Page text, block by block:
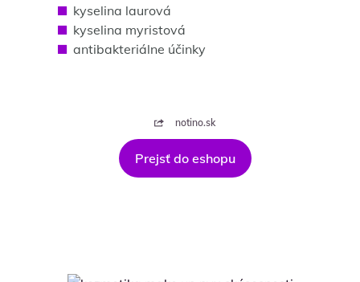
kyselina laurová
kyselina myristová
antibakteriálne účinky
notino.sk
Prejsť do eshopu